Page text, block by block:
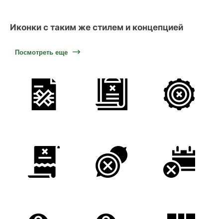
Иконки с таким же стилем и концепцией
Посмотреть еще